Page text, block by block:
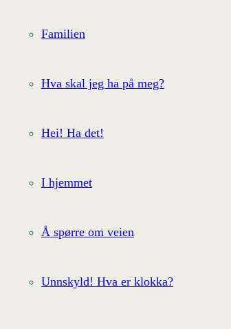
Familien
Hva skal jeg ha på meg?
Hei! Ha det!
I hjemmet
Å spørre om veien
Unnskyld! Hva er klokka?